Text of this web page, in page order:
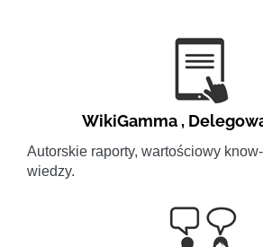
WikiGamma ,
Autorskie raporty, wartościowy
wiedzy.